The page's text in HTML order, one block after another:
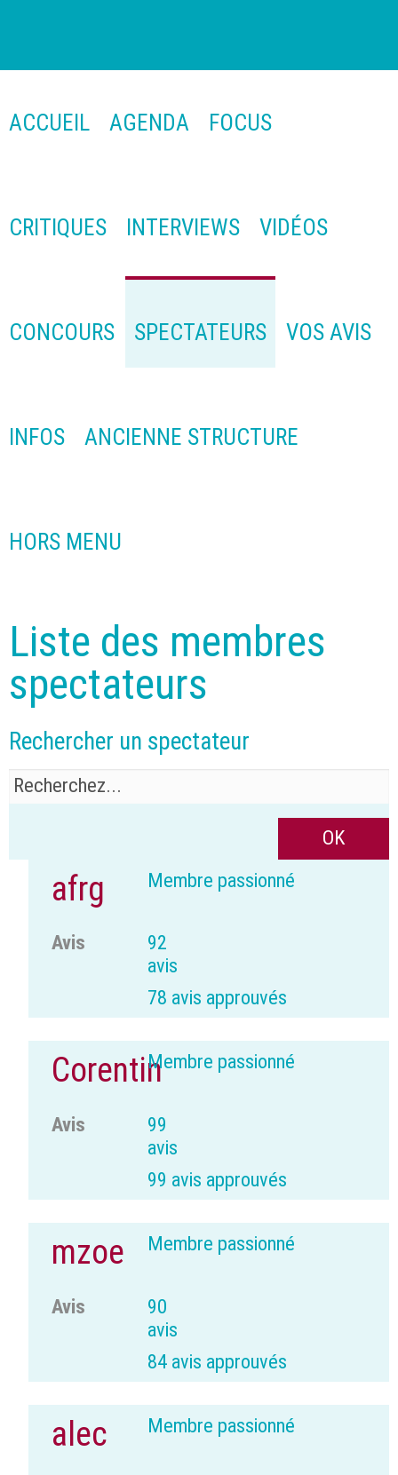
ACCUEIL AGENDA FOCUS
CRITIQUES INTERVIEWS VIDÉOS
CONCOURS SPECTATEURS VOS AVIS
INFOS ANCIENNE STRUCTURE
HORS MENU
Liste des membres
spectateurs
Rechercher un spectateur
afrg Membre passionné
Avis
92
avis
78 avis approuvés
CorentinMembre passionné
Avis
99
avis
99 avis approuvés
mzoe Membre passionné
Avis
90
avis
84 avis approuvés
alec Membre passionné